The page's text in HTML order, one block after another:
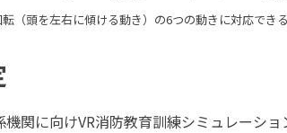
（頭を左右に傾ける動き）の6つの動きに対応できる
関に向けVR消防教育訓練シミュレーシ